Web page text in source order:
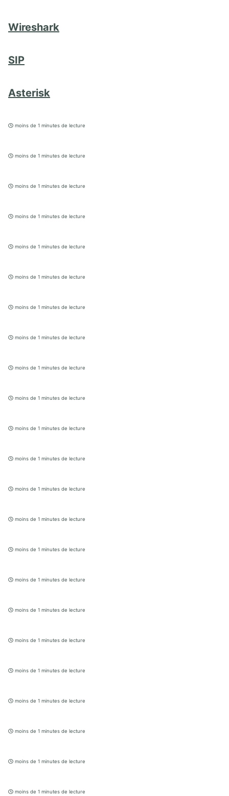
Wireshark
SIP
Asterisk
moins de 1 minutes de lecture
moins de 1 minutes de lecture
moins de 1 minutes de lecture
moins de 1 minutes de lecture
moins de 1 minutes de lecture
moins de 1 minutes de lecture
moins de 1 minutes de lecture
moins de 1 minutes de lecture
moins de 1 minutes de lecture
moins de 1 minutes de lecture
moins de 1 minutes de lecture
moins de 1 minutes de lecture
moins de 1 minutes de lecture
moins de 1 minutes de lecture
moins de 1 minutes de lecture
moins de 1 minutes de lecture
moins de 1 minutes de lecture
moins de 1 minutes de lecture
moins de 1 minutes de lecture
moins de 1 minutes de lecture
moins de 1 minutes de lecture
moins de 1 minutes de lecture
moins de 1 minutes de lecture